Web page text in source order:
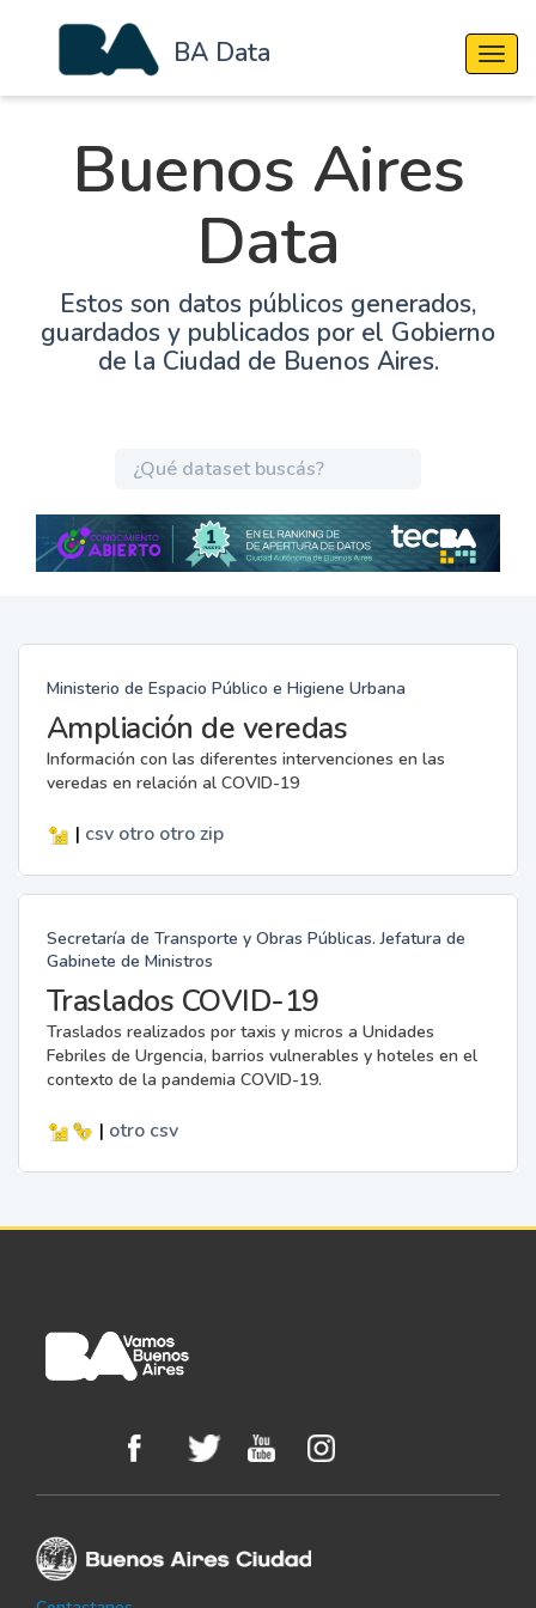
BA Data
Buenos Aires
Data
Estos son datos públicos generados,
guardados y publicados por el Gobierno
de la Ciudad de Buenos Aires.
Ministerio de Espacio Público e Higiene Urbana
Ampliación de veredas
Información con las diferentes intervenciones en las
veredas en relación al COVID-19
| csv otro otro zip
Secretaría de Transporte y Obras Públicas. Jefatura de
Gabinete de Ministros
Traslados COVID-19
Traslados realizados por taxis y micros a Unidades
Febriles de Urgencia, barrios vulnerables y hoteles en el
contexto de la pandemia COVID-19.
| otro csv